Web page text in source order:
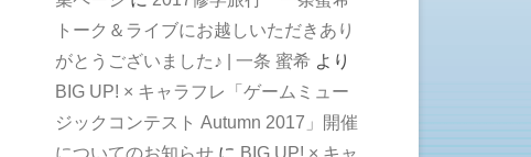
トーク＆ライブにお越しいただきあり
がとうございました♪ | 一条 蜜希 より
BIG UP! × キャラフレ「ゲームミュー
ジックコンテスト Autumn 2017」開催
についてのお知らせ に BIG UP! × キャ